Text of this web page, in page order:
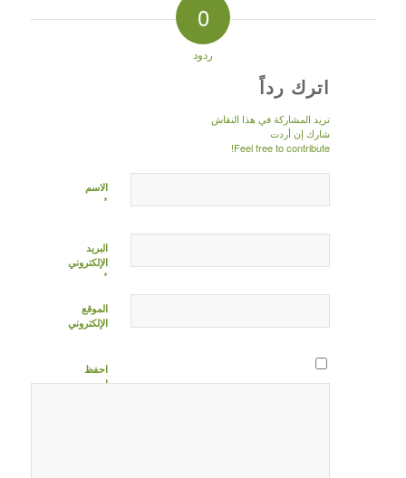
0
ردود
اترك رداً
تريد المشاركة في هذا النقاش
شارك إن أردت
Feel free to contribute!
الاسم
*
البريد
الإلكتروني
*
الموقع
الإلكتروني
احفظ
اسمي،